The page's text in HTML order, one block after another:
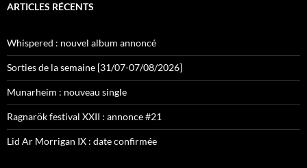
ARTICLES RÉCENTS
Whispered : nouvel album annoncé
Sorties de la semaine [31/07-07/08/2026]
Munarheim : nouveau single
Ragnarök festival XXII : annonce #21
Lid Ar Morrigan IX : date confirmée